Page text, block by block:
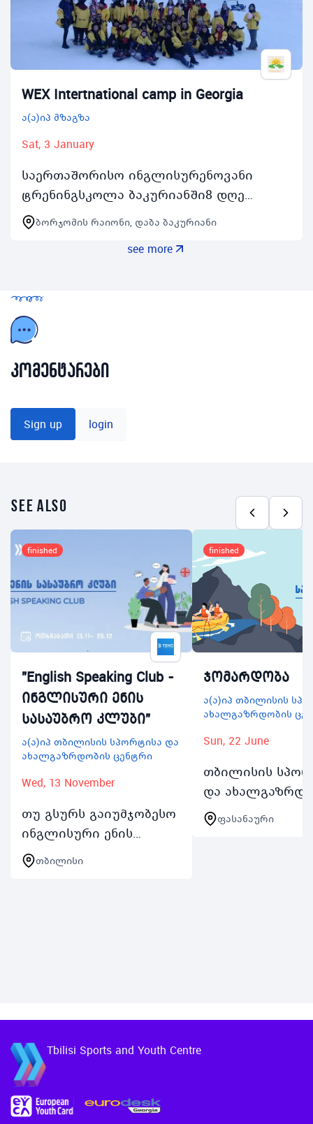
WEX Intertnational camp in Georgia
ა(ა)იპ მზაგზა
Sat, 3 January
საერთაშორისო ინგლისურენოვანი
ტრენინგსკოლა ბაკურიანში8 დღე
მხოლოდ ინგლისურადზამთრის
ტრენინგსკოლა გაიმართება
საქართველოს მთავრობის მიერ
ბორჯომის რაიონი, დაბა ბაკურიანი
see more
კომენტარები
Sign up login
see also
finished
"English Speaking Club -
ინგლისური ენის
სასაუბრო კლუბი"
ა(ა)იპ თბილისის სპორტისა და
ახალგაზრდობის ცენტრი
Wed, 13 November
თუ გსურს გაიუმჯობესო
ინგლისური ენის
სასაუბრო უნარჩვევები
არ გამოტოვო
თბილისი
finished
ჯომარდობა
ა(ა)იპ თბილისის
ახალგაზრდობის
Sun, 22 June
თბილისის
და
ცენტრი იწყებს
დასვენების
ფასანაური
Tbilisi Sports and Youth Centre